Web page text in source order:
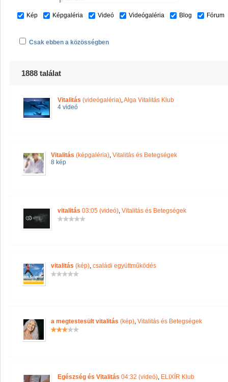
Kép Képgaléria Videó Videógaléria Blog Fórum
Csak ebben a közösségben
1888 találat
Vitalitás (videógaléria),Alga Vitalitás Klub
4 videó
Vitalitás (képgaléria), Vitalitás és Betegségek
8 kép
vitalitás 03:05 (videó), Vitalitás és Betegségek
vitalitás (kép), családi együttműködés
a megtestesült vitalitás (kép), Vitalitás és Betegségek
Egészség és Vitalitás 04:32 (videó), ELIXÍR Klub